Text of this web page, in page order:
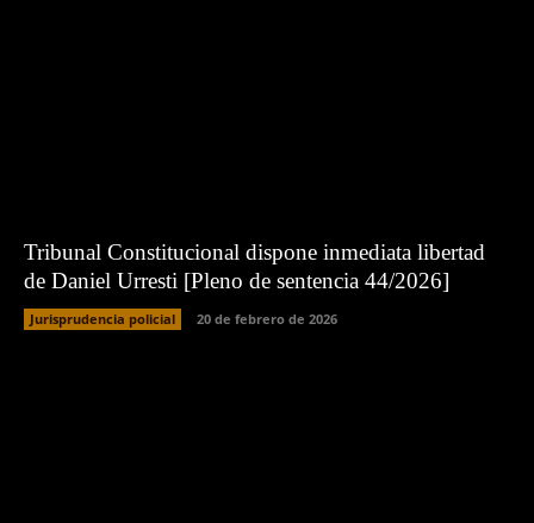
Tribunal Constitucional dispone inmediata libertad
de Daniel Urresti [Pleno de sentencia 44/2026]
Jurisprudencia policial 20 de febrero de 2026